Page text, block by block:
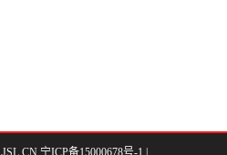
宁ICP备15000678号-1 |